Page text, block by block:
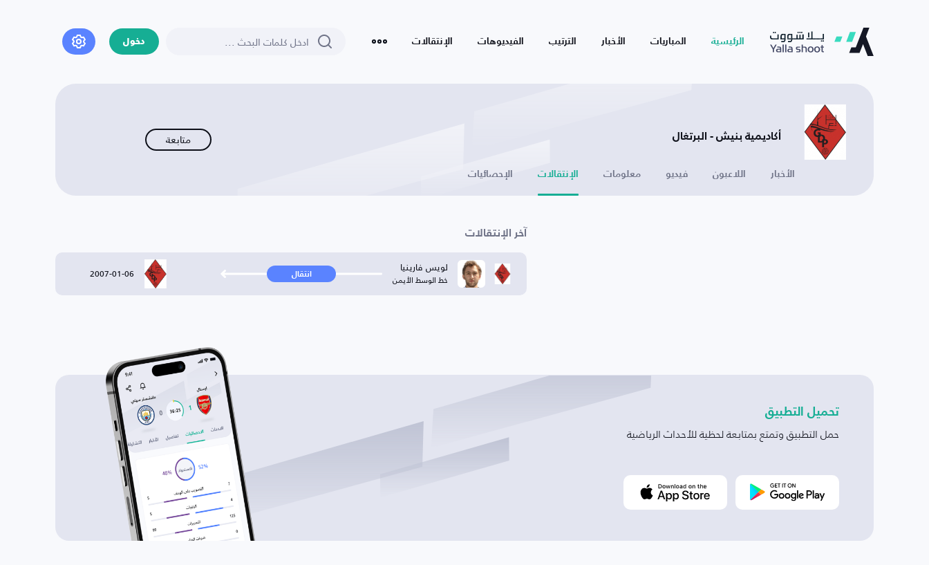
الرئيسية المباريات الأخبار الترتيب الفيديوهات الإنتقالات دخول
أكاديمية بنيش - البرتغال متابعة
الأخبار اللاعبون فيديو معلومات الإنتقالات الإحصائيات
آخر الإنتقالات
لويس فارينيا
خط الوسط الأيمن انتقال 2007-01-06
تحميل التطبيق
حمل التطبيق وتمتع بمتابعة لحظية للأحداث الرياضية